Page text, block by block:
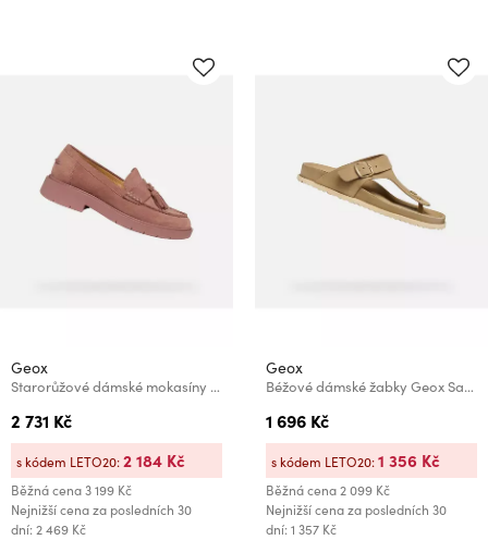
Geox
Starorůžové dámské mokasíny Geox Spherica EC1 B
2 731 Kč
Běžná cena3 199 Kč
Nejnižší cena za posledních 30
dní: 2 469 Kč
s kódem LETO20:2 184 Kč
Geox
Béžové dámské žabky Geox Sandybett
1 696 Kč
Běžná cena2 099 Kč
Nejnižší cena za posledních 30
dní: 1 357 Kč
s kódem LETO20:1 356 Kč